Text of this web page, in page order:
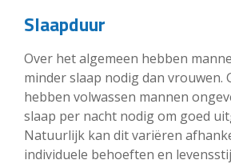
Slaapduur
Over het algemeen hebben
minder slaap nodig dan vrouwen.
hebben volwassen mannen
slaap per nacht nodig om goed
Natuurlijk kan dit variëren
individuele behoeften en